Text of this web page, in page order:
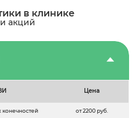
в клинике
акций
Цена
конечностей от 2200 руб.